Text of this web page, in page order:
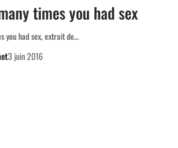
times you had sex
you had sex, extrait de…
3 juin 2016